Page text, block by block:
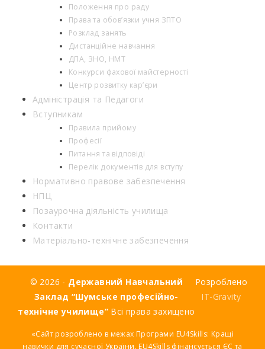
Положення про раду
Права та обов’язки учня ЗПТО
Розклад занять
Дистанційне навчання
ДПА, ЗНО, НМТ
Конкурси фахової майстерності
Центр розвитку кар’єри
Адміністрація та Педагоги
Вступникам
Правила прийому
Професії
Питання та відповіді
Перелік документів для вступу
Нормативно правове забезпечення
НПЦ
Позаурочна діяльність училища
Контакти
Матеріально-технічне забезпечення
© 2026 - Державний Навчальний
Заклад “Шумське професійно-
технічне училище” Всі права захищено
Розроблено
IT-Gravity
«Сайт розроблено в межах Програми EU4Skills: Кращі
навички для сучасної України. EU4Skills фінансується ЄС та